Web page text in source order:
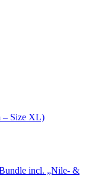
– Size XL)
incl. „Nile- &